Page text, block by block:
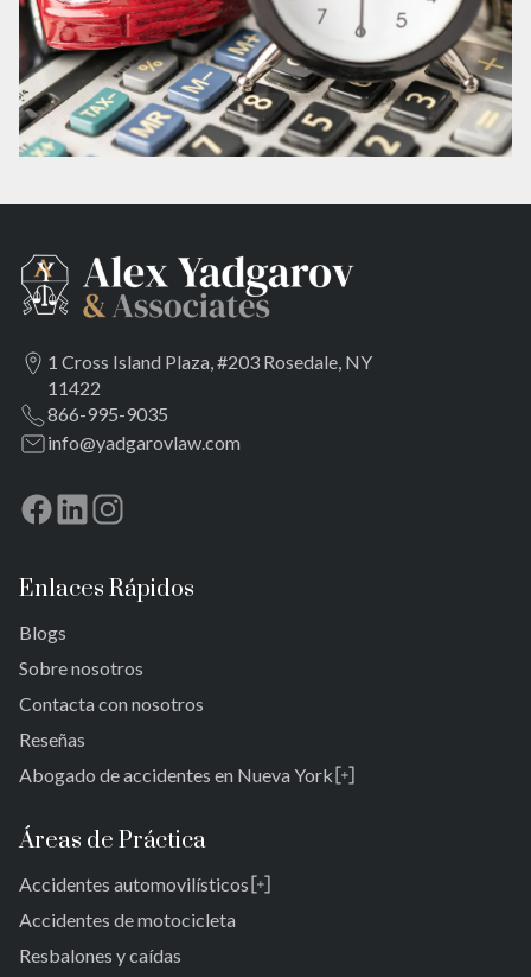
1 Cross Island Plaza, #203 Rosedale, NY
11422
866-995-9035
info@yadgarovlaw.com
Enlaces Rápidos
Blogs
Sobre nosotros
Contacta con nosotros
Reseñas
Abogado de accidentes en Nueva York
Brooklyn
New York 10038
Áreas de Práctica
Accidentes automovilísticos
Alturas de Cambria
Accidentes de motocicleta
Resbalones y caídas